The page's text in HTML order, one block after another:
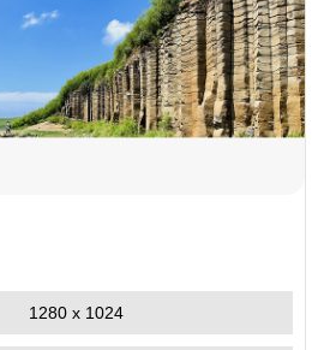
1280 x 1024